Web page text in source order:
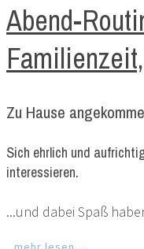
Abend-
Zu Hause
Sich ehrlich und
interessieren.
...und dabei Spaß